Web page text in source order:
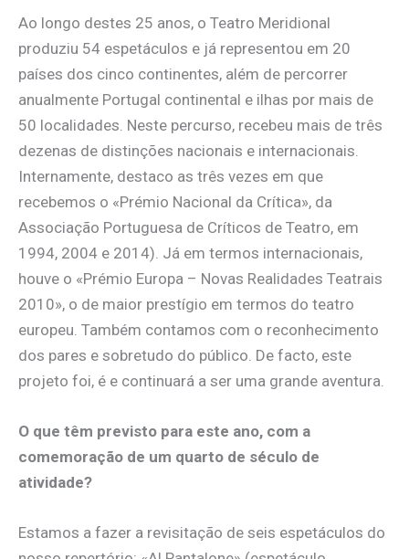
Ao longo destes 25 anos, o Teatro Meridional
produziu 54 espetáculos e já representou em 20
países dos cinco continentes, além de percorrer
anualmente Portugal continental e ilhas por mais de
50 localidades. Neste percurso, recebeu mais de três
dezenas de distinções nacionais e internacionais.
Internamente, destaco as três vezes em que
recebemos o «Prémio Nacional da Crítica», da
Associação Portuguesa de Críticos de Teatro, em
1994, 2004 e 2014). Já em termos internacionais,
houve o «Prémio Europa – Novas Realidades Teatrais
2010», o de maior prestígio em termos do teatro
europeu. Também contamos com o reconhecimento
dos pares e sobretudo do público. De facto, este
projeto foi, é e continuará a ser uma grande aventura.
O que têm previsto para este ano, com a
comemoração de um quarto de século de
atividade?
Estamos a fazer a revisitação de seis espetáculos do